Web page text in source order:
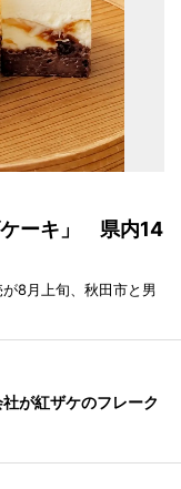
ケーキ」 県内14
8月上旬、秋田市と男
が紅ザケのフレーク